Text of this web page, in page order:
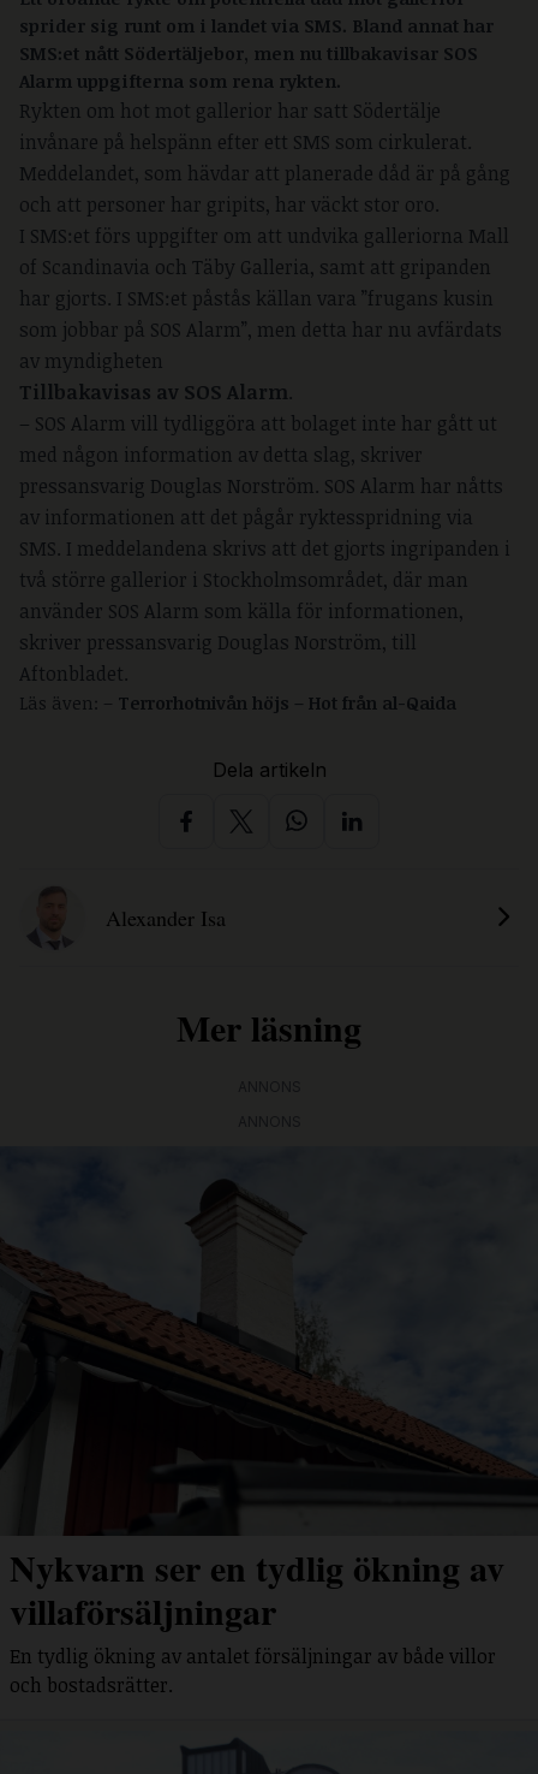
sprider sig runt om i landet via SMS. Bland annat har
SMS:et nått Södertäljebor, men nu tillbakavisar SOS
Alarm uppgifterna som rena rykten.
Rykten om hot mot gallerior har satt Södertälje
invånare på helspänn efter ett SMS som cirkulerat.
Meddelandet, som hävdar att planerade dåd är på gång
och att personer har gripits, har väckt stor oro.
I SMS:et förs uppgifter om att undvika galleriorna Mall
of Scandinavia och Täby Galleria, samt att gripanden
har gjorts. I SMS:et påstås källan vara ”frugans kusin
som jobbar på SOS Alarm”, men detta har nu avfärdats
av myndigheten
Tillbakavisas av SOS Alarm.
– SOS Alarm vill tydliggöra att bolaget inte har gått ut
med någon information av detta slag, skriver
pressansvarig Douglas Norström. SOS Alarm har nåtts
av informationen att det pågår ryktesspridning via
SMS. I meddelandena skrivs att det gjorts ingripanden i
två större gallerior i Stockholmsområdet, där man
använder SOS Alarm som källa för informationen,
skriver pressansvarig Douglas Norström, till
Aftonbladet.
Läs även: – Terrorhotnivån höjs – Hot från al-Qaida
Dela artikeln
Alexander Isa
Mer läsning
Nykvarn ser en tydlig ökning av
villaförsäljningar
En tydlig ökning av antalet försäljningar av både villor
och bostadsrätter.